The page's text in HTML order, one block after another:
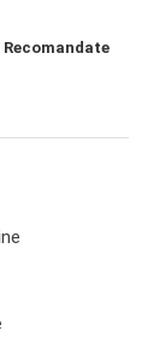
Recomandate